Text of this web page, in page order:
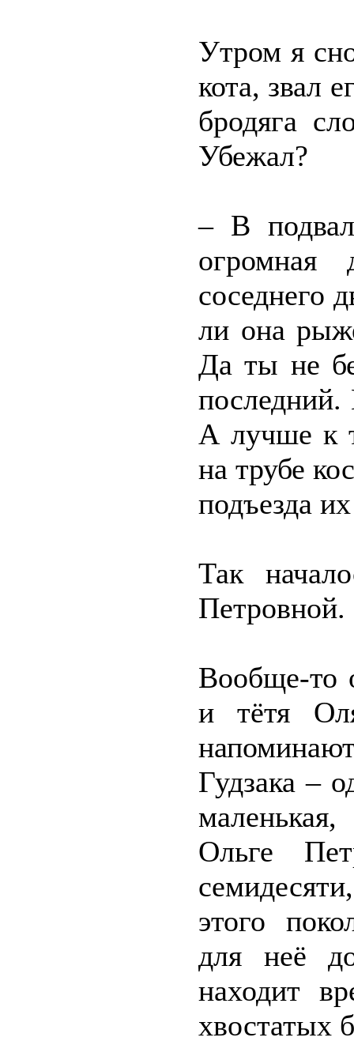
Утром я
кота, звал
бродяга
Убежал?
– В
огромная
соседнего
ли она
Да ты не
последний.
А лучше к
на трубе
подъезда
Так
Петровной.
Вообще-то
и тётя
Гудзака –
Ольге
этого
для неё
находит
хвостатых